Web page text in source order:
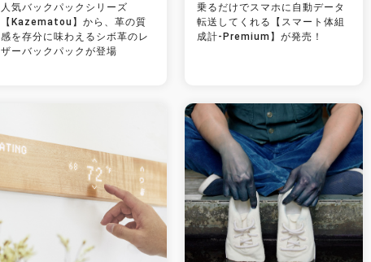
人気バックパックシリーズ
【Kazematou】から、革の質
感を存分に味わえるシボ革のレ
ザーバックパックが登場
乗るだけでスマホに自動データ
転送してくれる【スマート体組
成計-Premium】が発売！